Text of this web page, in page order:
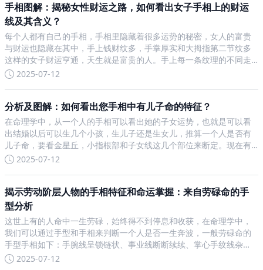
手相图解：揭秘女性财运之路，如何看出女子手相上的财运
线及其含义？
每个人都有自己的手相，手相里隐藏着很多运势的秘密，女人的富贵
与财运也隐藏在其中，手上钱财纹多，手掌厚实和大拇指第二节纹多
这样的女子财运亨通，天生就是富贵的人。手上每一条纹理的不同走
向都预示着不同的未来，有的人命里天生就是大富大贵，令人羡慕，
2025-07-12
分析及图解：如何看出您手相中有儿子命的特征？
在命理学中，从一个人的手相可以看出她的子女运势，也就是可以看
出结婚以后可以生几个小孩，生儿子还是生女儿，推算一个人是否有
儿子命，要看金星丘，小指根部和子女线这几个部位来断定。现在有
很多家庭都想要二胎，但不知道是否能拥有儿女双全的好福气，这个
2025-07-12
揭示劳动阶层人物的手相特征和命运掌握：来自劳碌命的手
型分析
这世上有的人命中一生劳碌，始终得不到停息和收获，在命理学中，
我们可以通过手型和手相来判断一个人是否一生奔波，一般劳碌命的
手型手相如下：手腕线呈锁链状、事业线断断续续、掌心手纹线杂
乱、骨大肉少。劳碌命的人总是会为各种事情操心，对于他们而言，
2025-07-12